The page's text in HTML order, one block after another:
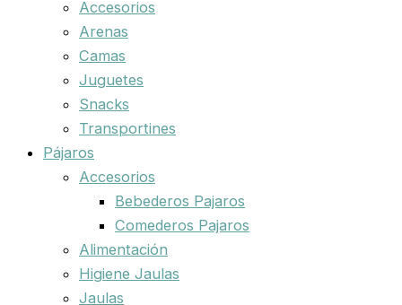
Accesorios
Arenas
Camas
Juguetes
Snacks
Transportines
Pájaros
Accesorios
Bebederos Pajaros
Comederos Pajaros
Alimentación
Higiene Jaulas
Jaulas